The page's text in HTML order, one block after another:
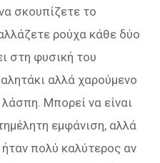
σκουπίζετε το
ρούχα κάθε δύο
στη φυσική του
αλλά χαρούμενο
Μπορεί να είναι
εμφάνιση, αλλά
πολύ καλύτερος αν